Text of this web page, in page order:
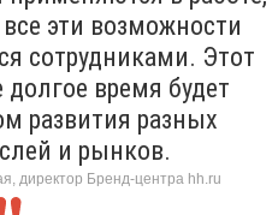
эти возможности
сотрудниками. Этот
время будет
развития разных
и рынков.
директор Бренд-центра hh.ru